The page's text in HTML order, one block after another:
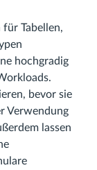
Tabellen,
hochgradig
bevor sie
Verwendung
lassen